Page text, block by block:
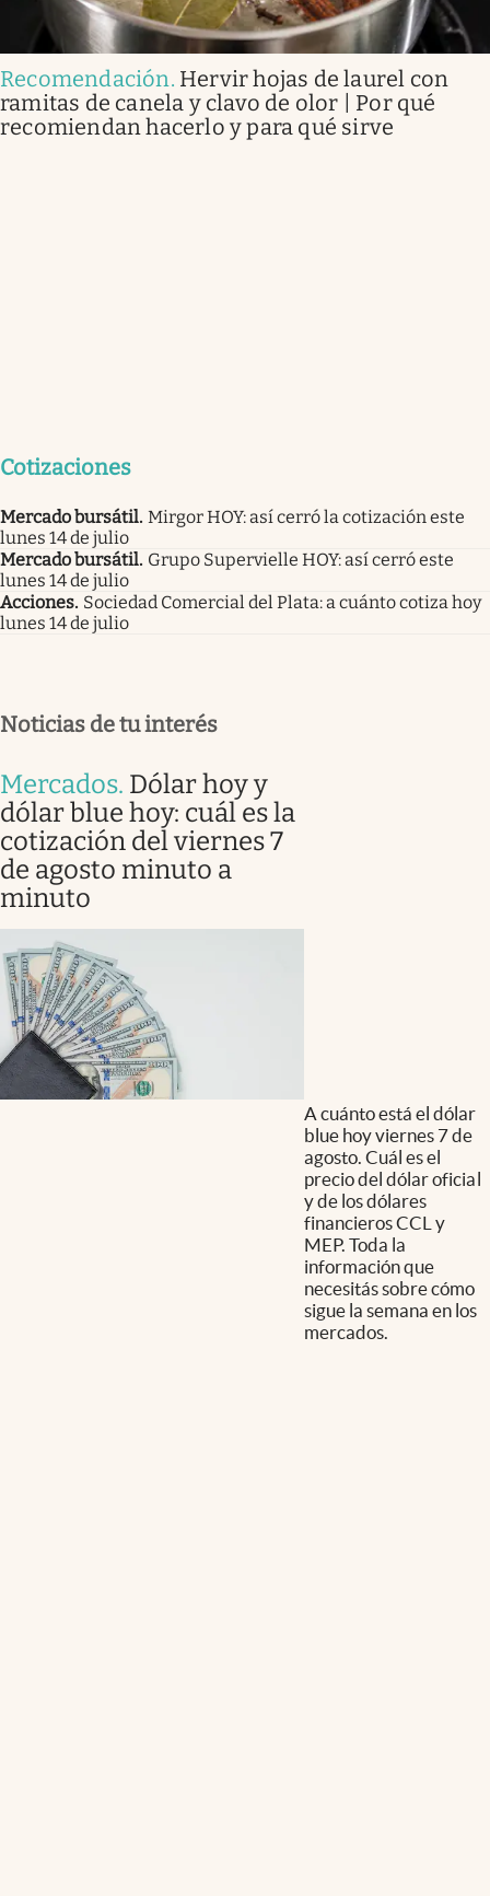
Recomendación. Hervir hojas de laurel con
ramitas de canela y clavo de olor | Por qué
recomiendan hacerlo y para qué sirve
Cotizaciones
Mercado bursátil. Mirgor HOY: así cerró la cotización este
lunes 14 de julio
Mercado bursátil. Grupo Supervielle HOY: así cerró este
lunes 14 de julio
Acciones. Sociedad Comercial del Plata: a cuánto cotiza hoy
lunes 14 de julio
Noticias de tu interés
Mercados. Dólar hoy y
dólar blue hoy: cuál es la
cotización del viernes 7
de agosto minuto a
minuto
A cuánto está el dólar
blue hoy viernes 7 de
agosto. Cuál es el
precio del dólar oficial
y de los dólares
financieros CCL y
MEP. Toda la
información que
necesitás sobre cómo
sigue la semana en los
mercados.